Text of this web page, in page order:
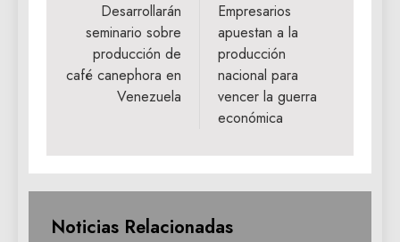
entradas
Desarrollarán
seminario sobre
producción de
café canephora en
Venezuela
Empresarios
apuestan a la
producción
nacional para
vencer la guerra
económica
Noticias Relacionadas